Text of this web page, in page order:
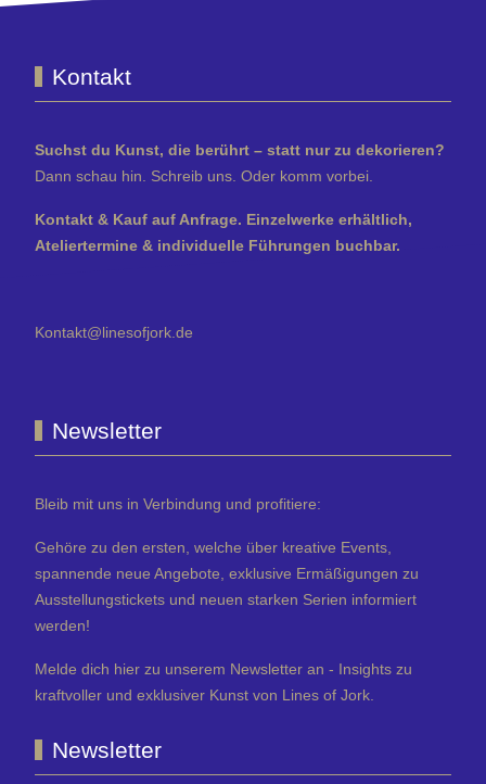
Kontakt
Suchst du Kunst, die berührt – statt nur zu dekorieren?
Dann schau hin. Schreib uns. Oder komm vorbei.
Kontakt & Kauf auf Anfrage. Einzelwerke erhältlich,
Ateliertermine & individuelle Führungen buchbar.
Kontakt@linesofjork.de
Newsletter
Bleib mit uns in Verbindung und profitiere:
Gehöre zu den ersten, welche über kreative Events,
spannende neue Angebote, exklusive Ermäßigungen zu
Ausstellungstickets und neuen starken Serien informiert
werden!
Melde dich hier zu unserem Newsletter an - Insights zu
kraftvoller und exklusiver Kunst von Lines of Jork.
Newsletter